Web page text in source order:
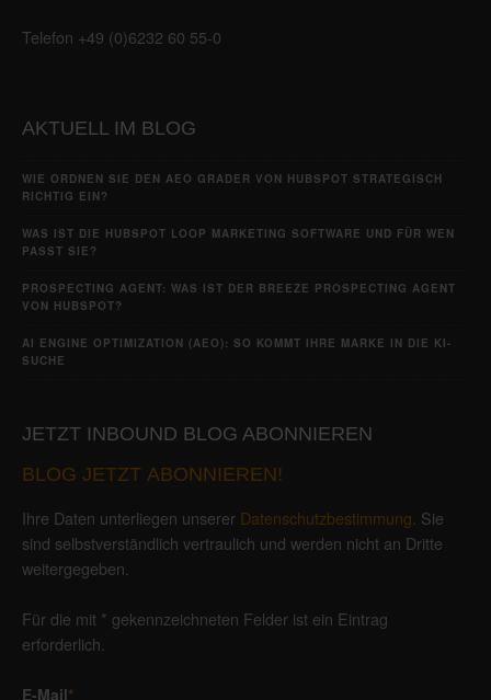
Telefon +49 (0)6232 60 55-0
AKTUELL IM BLOG
WIE ORDNEN SIE DEN AEO GRADER VON HUBSPOT STRATEGISCH
RICHTIG EIN?
WAS IST DIE HUBSPOT LOOP MARKETING SOFTWARE UND FÜR WEN
PASST SIE?
PROSPECTING AGENT: WAS IST DER BREEZE PROSPECTING AGENT
VON HUBSPOT?
AI ENGINE OPTIMIZATION (AEO): SO KOMMT IHRE MARKE IN DIE KI-
SUCHE
JETZT INBOUND BLOG ABONNIEREN
BLOG JETZT ABONNIEREN!
Ihre Daten unterliegen unserer Datenschutzbestimmung. Sie
sind selbstverständlich vertraulich und werden nicht an Dritte
weitergegeben.
Für die mit * gekennzeichneten Felder ist ein Eintrag
erforderlich.
E-Mail*